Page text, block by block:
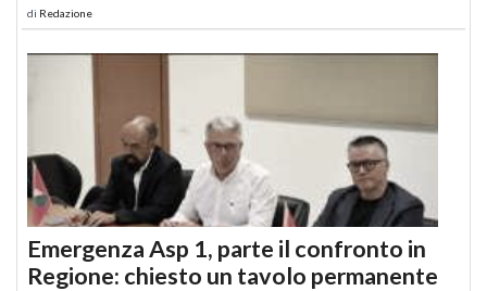
di Redazione
Emergenza Asp 1, parte il confronto in
Regione: chiesto un tavolo permanente